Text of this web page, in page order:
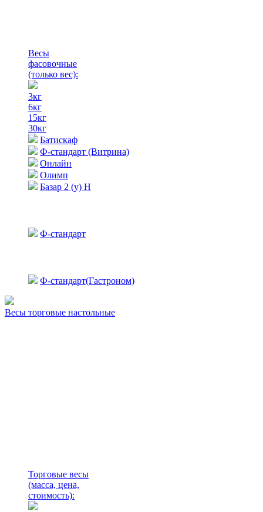
Весы
фасовочные
(только вес):
3кг
6кг
15кг
30кг
Батискаф
Ф-стандарт (Витрина)
Онлайн
Олимп
Базар 2 (у) Н
Ф-стандарт
Ф-стандарт(Гастроном)
Весы торговые настольные
Торговые весы
(масса, цена,
стоимость):